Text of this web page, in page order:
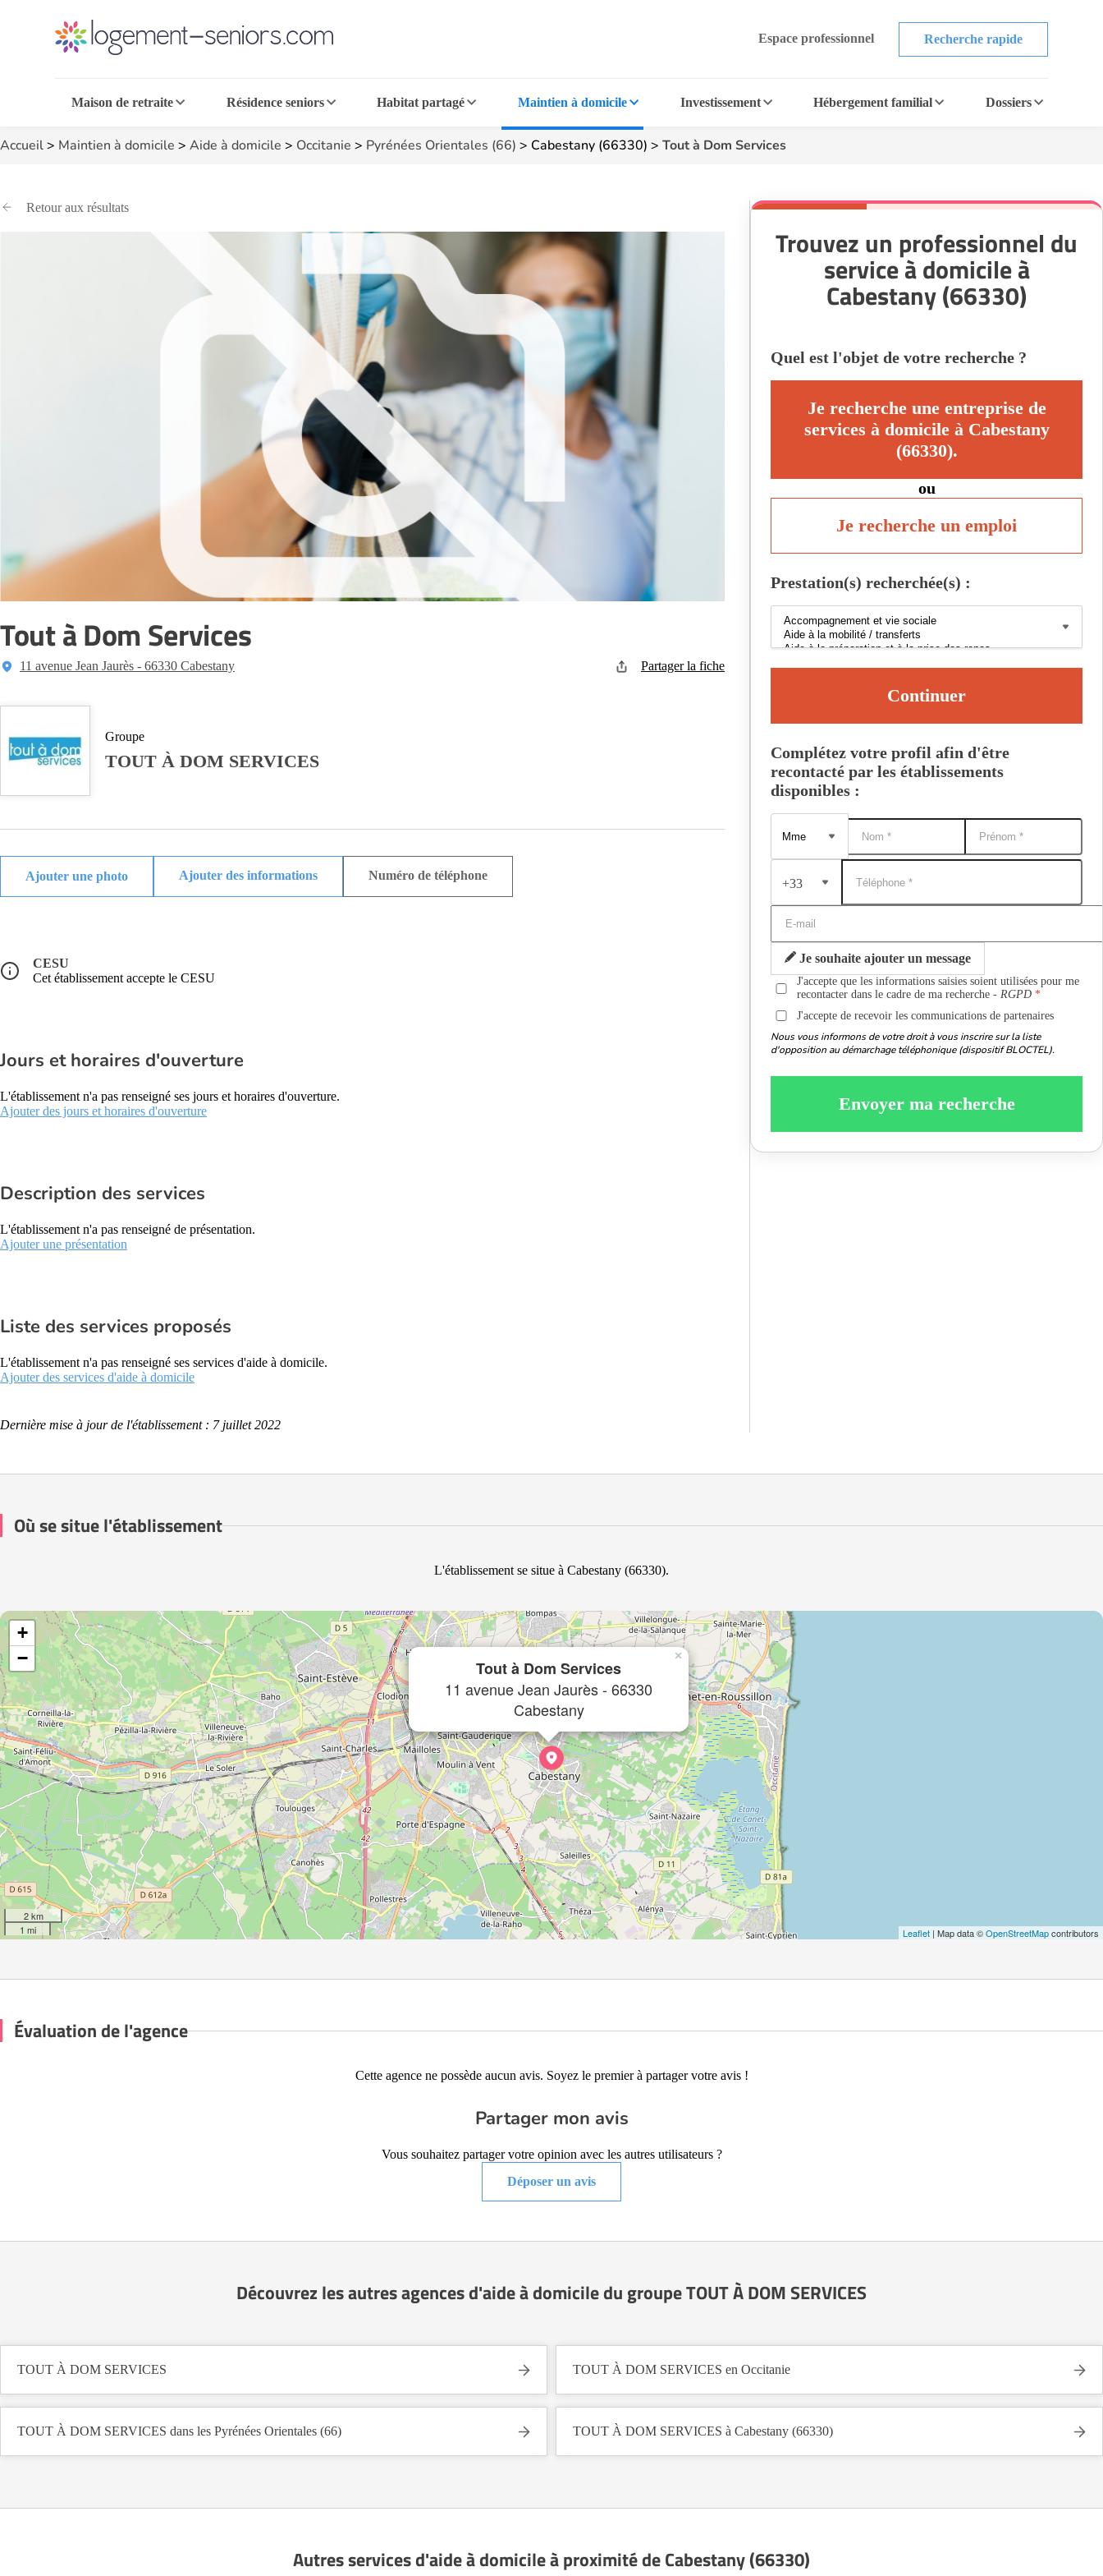
Espace professionnel Recherche rapide
Maison de retraite Résidence seniors Habitat partagé Maintien à domicile Investissement Hébergement familial Dossiers
Accueil> Maintien à domicile > Aide à domicile > Occitanie > Pyrénées Orientales (66) > Cabestany (66330) > Tout à Dom Services
Retour aux résultats
Tout à Dom Services
11 avenue Jean Jaurès - 66330 Cabestany Partager la fiche
Groupe
TOUT À DOM SERVICES
Ajouter des informations Numéro de téléphone
CESU
Cet établissement accepte le CESU
Jours et horaires d'ouverture
L'établissement n'a pas renseigné ses jours et horaires d'ouverture.
Ajouter des jours et horaires d'ouverture
Description des services
L'établissement n'a pas renseigné de présentation.
Ajouter une présentation
Liste des services proposés
L'établissement n'a pas renseigné ses services d'aide à domicile.
Ajouter des services d'aide à domicile
Dernière mise à jour de l'établissement : 7 juillet 2022
Trouvez un professionnel du
service à domicile à
Cabestany (66330)
Quel est l'objet de votre recherche ?
Je recherche une entreprise de
services à domicile à Cabestany
(66330).
ou
Je recherche un emploi
Prestation(s) recherchée(s) :
Continuer
Complétez votre profil afin d'être
recontacté par les établissements
disponibles :
+33
Je souhaite ajouter un message
J'accepte que les informations saisies soient utilisées pour me
recontacter dans le cadre de ma recherche -RGPD
J'accepte de recevoir les communications de partenaires
Nous vous informons de votre droit à vous inscrire sur la liste
d'opposition au démarchage téléphonique (dispositif BLOCTEL).
Envoyer ma recherche
Où se situe l'établissement
L'établissement se situe à Cabestany (66330).
Tout à Dom Services
11 avenue Jean Jaurès - 66330
Cabestany
×
+
−
2 km
1 mi
Leaflet | Map data ©OpenStreetMapcontributors
Évaluation de l'agence
Cette agence ne possède aucun avis. Soyez le premier à partager votre avis !
Partager mon avis
Vous souhaitez partager votre opinion avec les autres utilisateurs ?
Déposer un avis
Découvrez les autres agences d'aide à domicile du groupe TOUT À DOM SERVICES
TOUT À DOM SERVICES TOUT À DOM SERVICES en Occitanie
TOUT À DOM SERVICES dans les Pyrénées Orientales (66) TOUT À DOM SERVICES à Cabestany (66330)
Autres services d'aide à domicile à proximité de Cabestany (66330)